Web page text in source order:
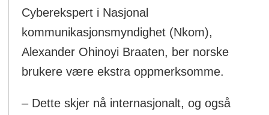
Cyberekspert i Nasjonal
kommunikasjonsmyndighet (Nkom),
Alexander Ohinoyi Braaten, ber norske
brukere være ekstra oppmerksomme.
– Dette skjer nå internasjonalt, og også